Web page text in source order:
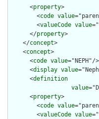
      <
property>
        <
code value
        <
valueCode value
      </
property>
    </
concept>
    <
concept>
      <
code value="NEPH"/>
      <
display value
      <
definition
value
      <
property>
        <
code value
        <
valueCode value